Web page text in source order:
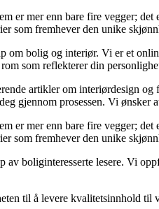
er mer enn bare fire vegger;
som fremhever den unike
bolig og interiør. Vi er et
som reflekterer din
artikler om interiørdesign
gjennom prosessen. Vi
er mer enn bare fire vegger;
som fremhever den unike
boliginteresserte lesere. Vi
til å levere kvalitetsinnhold til